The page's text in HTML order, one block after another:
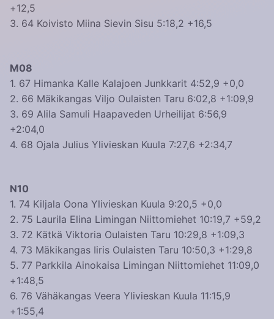
+12,5
3. 64 Koivisto Miina Sievin Sisu 5:18,2 +16,5
M08
1. 67 Himanka Kalle Kalajoen Junkkarit 4:52,9 +0,0
2. 66 Mäkikangas Viljo Oulaisten Taru 6:02,8 +1:09,9
3. 69 Alila Samuli Haapaveden Urheilijat 6:56,9
+2:04,0
4. 68 Ojala Julius Ylivieskan Kuula 7:27,6 +2:34,7
N10
1. 74 Kiljala Oona Ylivieskan Kuula 9:20,5 +0,0
2. 75 Laurila Elina Limingan Niittomiehet 10:19,7 +59,2
3. 72 Kätkä Viktoria Oulaisten Taru 10:29,8 +1:09,3
4. 73 Mäkikangas Iiris Oulaisten Taru 10:50,3 +1:29,8
5. 77 Parkkila Ainokaisa Limingan Niittomiehet 11:09,0
+1:48,5
6. 76 Vähäkangas Veera Ylivieskan Kuula 11:15,9
+1:55,4